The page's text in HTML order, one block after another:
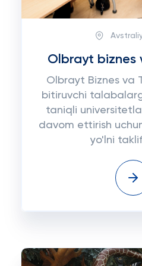
Olbrayt biznes
Olbrayt Biznes va
bitiruvchi
taniqli
davom ettirish
yo'lni